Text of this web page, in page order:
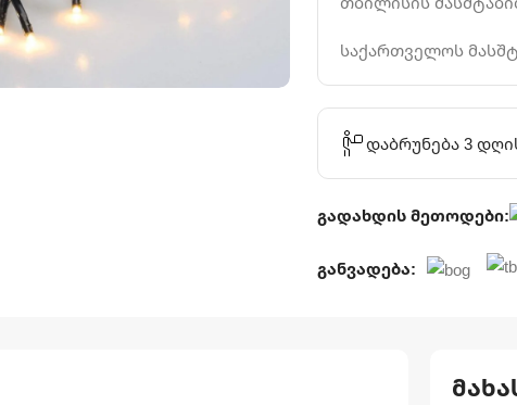
საქართველოს
დაბრუნება 3
გადახდის მეთოდები:
განვადება: